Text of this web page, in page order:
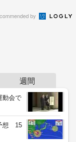
by
週間
動会で
想 15